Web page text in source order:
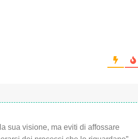
sua visione, ma eviti di affossare